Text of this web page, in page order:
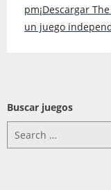
pm¡Descargar
un juego
Buscar juegos
for: